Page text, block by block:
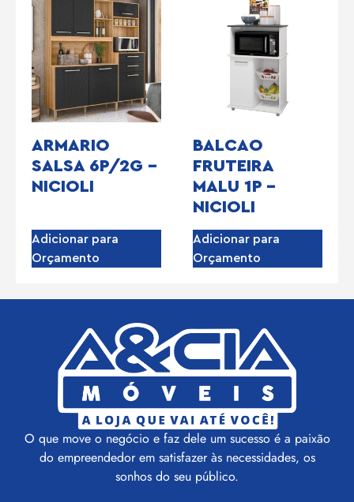
ARMARIO
SALSA 6P/2G –
NICIOLI
Adicionar para
Orçamento
BALCAO
FRUTEIRA
MALU 1P –
NICIOLI
Adicionar para
Orçamento
O que move o negócio e faz dele um sucesso é a paixão
do empreendedor em satisfazer às necessidades, os
sonhos do seu público.